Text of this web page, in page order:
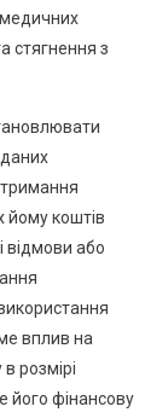
стягнення з
йому коштів
відмови або
вплив на
розмірі
його фінансову